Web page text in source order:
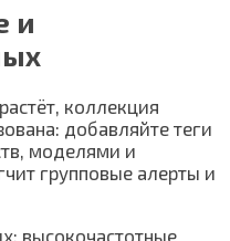
и
коллекция
добавляйте теги
моделями и
групповые алерты и
высокочастотные